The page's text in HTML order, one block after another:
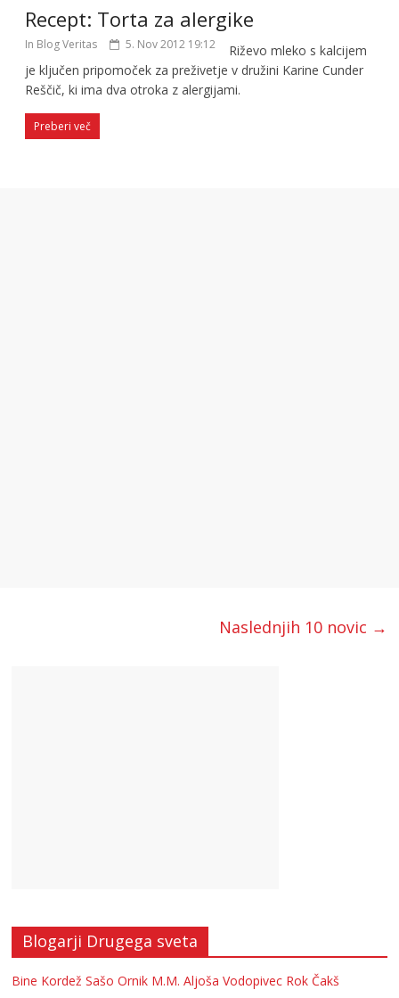
Recept: Torta za alergike
In Blog Veritas 5. Nov 2012 19:12
Riževo mleko s kalcijem
je ključen pripomoček za preživetje v družini Karine Cunder
Reščič, ki ima dva otroka z alergijami.
Preberi več
Naslednjih 10 novic →
Blogarji Drugega sveta
Bine Kordež Sašo Ornik M.M. Aljoša Vodopivec Rok Čakš